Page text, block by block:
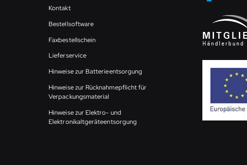
Kontakt
Bestellsoftware
Faxbestellschein
Lieferservice
Hinweise zur Batterieentsorgung
Hinweise zur Rücknahmepflicht für
Verpackungsmaterial
Hinweise zur Elektro- und
Elektronikaltgeräteentsorgung